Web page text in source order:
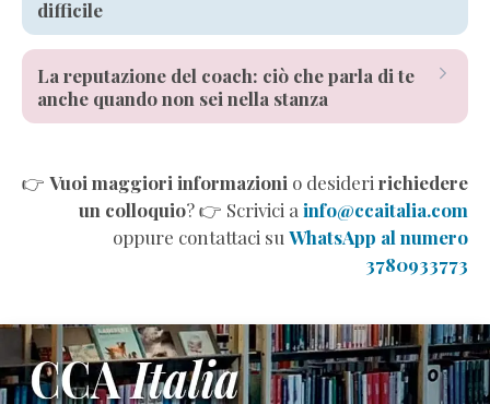
consapevolezza
bibliografia
difficile
coaching
La reputazione del coach: ciò che parla di te
anche quando non sei nella stanza
coerenza formazione
fiducia
👉 Vuoi maggiori informazioni o desideri richiedere
un colloquio? 👉 Scrivici a info@ccaitalia.com
oppure contattaci su WhatsApp al numero
3780933773